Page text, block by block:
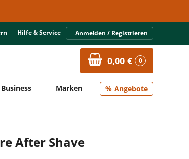
Hilfe & Service Anmelden / Registrieren
0,00 € 0
Marken Angebote
After Shave